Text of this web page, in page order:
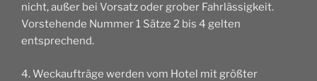
nicht, außer bei Vorsatz oder grober Fahrlässigkeit.
Vorstehende Nummer 1 Sätze 2 bis 4 gelten
entsprechend.
4. Weckaufträge werden vom Hotel mit größter